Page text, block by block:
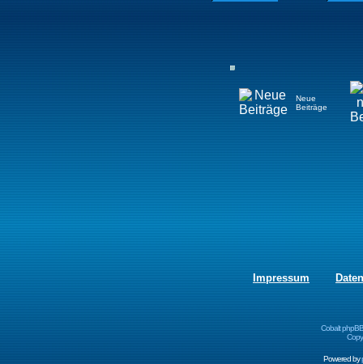
Neue
Beiträge
Impressum
Cobalt
Powered by